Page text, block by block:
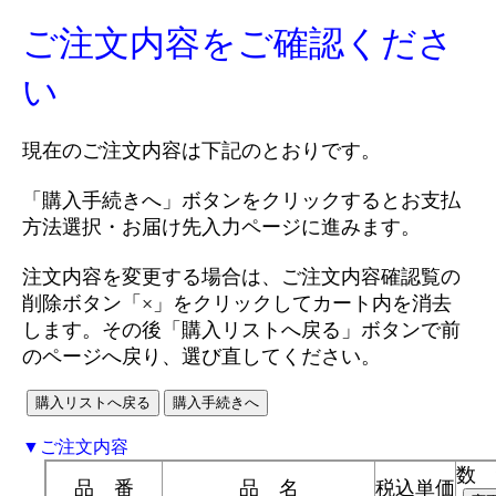
ご注文内容をご確認くださ
い
現在のご注文内容は下記のとおりです。
「購入手続きへ」ボタンをクリックするとお支払
方法選択・お届け先入力ページに進みます。
注文内容を変更する場合は、ご注文内容確認覧の
削除ボタン「×」をクリックしてカート内を消去
します。その後「購入リストへ戻る」ボタンで前
のページへ戻り、選び直してください。
▼ご注文内容
品 番 品 名 税込単価
数